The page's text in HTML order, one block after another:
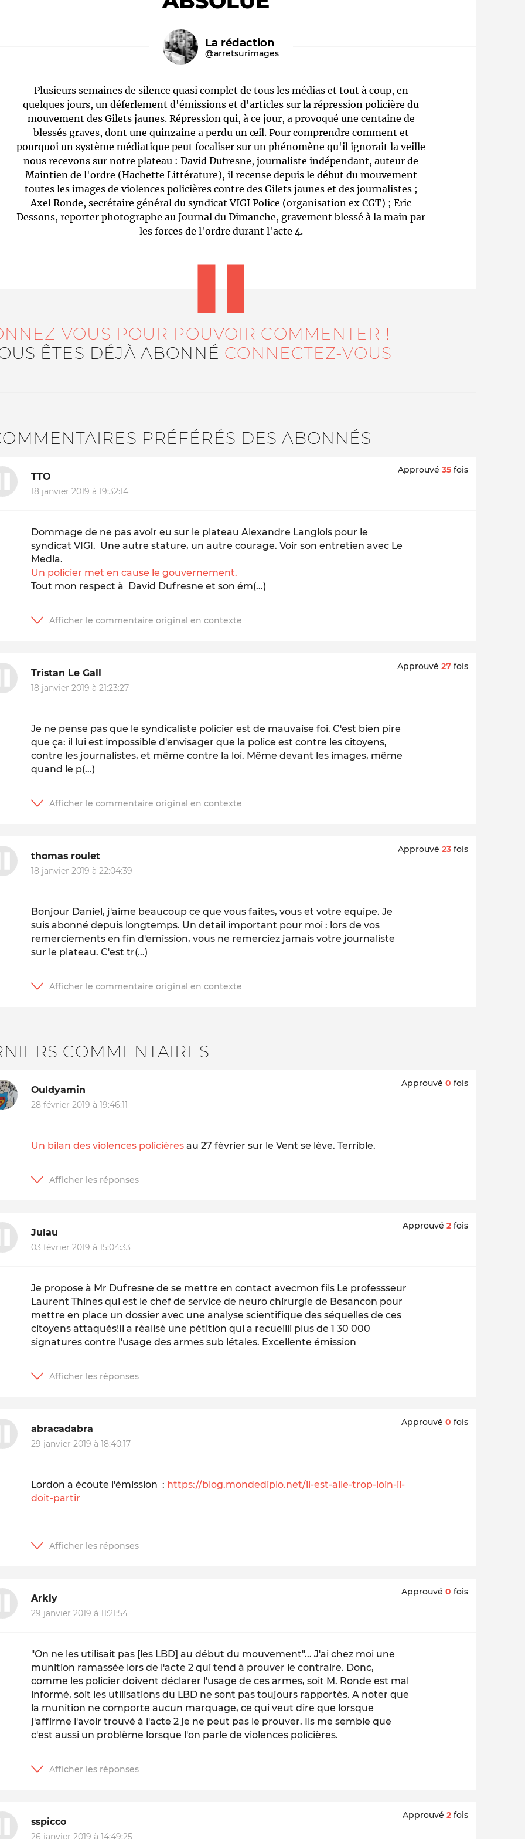
Le médiateur L'équipe Qui sommes-nous ?
La rédaction
@arretsurimages
Plusieurs semaines de silence quasi complet de tous les médias et tout à coup, en
quelques jours, un déferlement d'émissions et d'articles sur la répression policière du
mouvement des Gilets jaunes. Répression qui, à ce jour, a provoqué une centaine de
blessés graves, dont une quinzaine a perdu un œil. Pour comprendre comment et
pourquoi un système médiatique peut focaliser sur un phénomène qu'il ignorait la veille
nous recevons sur notre plateau : David Dufresne, journaliste indépendant, auteur de
Maintien de l'ordre (Hachette Littérature), il recense depuis le début du mouvement
toutes les images de violences policières contre des Gilets jaunes et des journalistes ;
Axel Ronde, secrétaire général du syndicat VIGI Police (organisation ex CGT) ; Eric
Dessons, reporter photographe au Journal du Dimanche, gravement blessé à la main par
les forces de l'ordre durant l'acte 4.
VOUS POUR POUVOIR COMMENTER !
ÊTES DÉJÀ ABONNÉ CONNECTEZ-VOUS
PRÉFÉRÉS DES ABONNÉS
TTO
18 janvier 2019 à 19:32:14
Approuvé 35 fois
Dommage de ne pas avoir eu sur le plateau Alexandre Langlois pour le
syndicat VIGI. Une autre stature, un autre courage. Voir son entretien avec Le
Media.
Un policier met en cause le gouvernement.
Tout mon respect à David Dufresne et son ém(...)
Tristan Le Gall
18 janvier 2019 à 21:23:27
Approuvé 27 fois
Je ne pense pas que le syndicaliste policier est de mauvaise foi. C'est bien pire
que ça: il lui est impossible d'envisager que la police est contre les citoyens,
contre les journalistes, et même contre la loi. Même devant les images, même
quand le p(...)
thomas roulet
18 janvier 2019 à 22:04:39
Approuvé 23 fois
Bonjour Daniel, j'aime beaucoup ce que vous faites, vous et votre equipe. Je
suis abonné depuis longtemps. Un detail important pour moi : lors de vos
remerciements en fin d'emission, vous ne remerciez jamais votre journaliste
sur le plateau. C'est tr(...)
COMMENTAIRES
Ouldyamin
28 février 2019 à 19:46:11
Approuvé 0 fois
Un bilan des violences policières au 27 février sur le Vent se lève. Terrible.
Julau
03 février 2019 à 15:04:33
Approuvé 2 fois
Je propose à Mr Dufresne de se mettre en contact avecmon fils Le professseur
Laurent Thines qui est le chef de service de neuro chirurgie de Besancon pour
mettre en place un dossier avec une analyse scientifique des séquelles de ces
citoyens attaqués!Il a réalisé une pétition qui a recueilli plus de 1 30 000
signatures contre l'usage des armes sub létales. Excellente émission
abracadabra
29 janvier 2019 à 18:40:17
Approuvé 0 fois
Lordon a écoute l'émission : https://blog.mondediplo.net/il-est-alle-trop-loin-il-
doit-partir
Arkly
29 janvier 2019 à 11:21:54
Approuvé 0 fois
"On ne les utilisait pas [les LBD] au début du mouvement"... J'ai chez moi une
munition ramassée lors de l'acte 2 qui tend à prouver le contraire. Donc,
comme les policier doivent déclarer l'usage de ces armes, soit M. Ronde est mal
informé, soit les utilisations du LBD ne sont pas toujours rapportés. A noter que
la munition ne comporte aucun marquage, ce qui veut dire que lorsque
j'affirme l'avoir trouvé à l'acte 2 je ne peut pas le prouver. Ils me semble que
c'est aussi un problème lorsque l'on parle de violences policières.
sspicco
26 janvier 2019 à 14:49:25
Approuvé 2 fois